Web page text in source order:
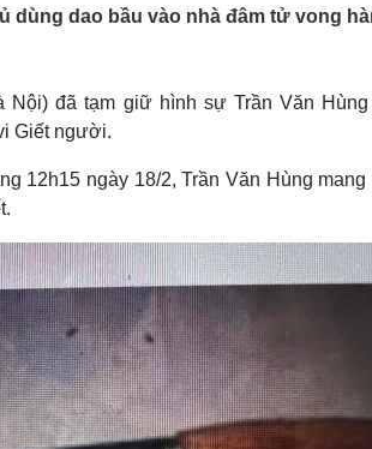
Lịch thi đấu bóng đá
Thế giới thể thao
Hậu trường
Xe máy
Sân khấu - Điện ảnh
Văn học
Âm nhạc
Di sản
Nghệ sĩ
Thời
dùng dao bầu vào nhà đâm tử vong
Nội) đã tạm giữ hình sự Trần Văn
Giết người.
12h15 ngày 18/2, Trần Văn Hùng